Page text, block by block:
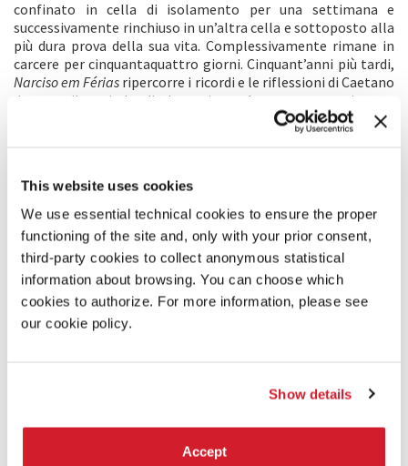
This website uses cookies
We use essential technical cookies to ensure the proper
functioning of the site and, only with your prior consent,
third-party cookies to collect anonymous statistical
information about browsing. You can choose which
cookies to authorize. For more information, please see
our cookie policy.
Show details
Accept
confinato in cella di isolamento per una settimana e
successivamente rinchiuso in un’altra cella e sottoposto alla
più dura prova della sua vita. Complessivamente rimane in
carcere per cinquantaquattro giorni. Cinquant’anni più tardi,
Narciso em Férias ripercorre i ricordi e le riflessioni di Caetano
durante il periodo di detenzione. Attraverso un ritratto
intimo e dettagliato dei giorni trascorsi in isolamento, egli
ricorda e interpreta le canzoni che segnarono il periodo della
Gil, che fu arrestato lo stesso giorno. Caetano fornisce nuove
informazioni ricevute dal regime dittatoriale in merito alle
ragioni della sua detenzione, rivelando l’opinione della
dittatura nei suoi confronti e gettando luce sulla
brutalità arbitraria che caratterizzò quel capitolo della
storia brasiliana.
COMMENTO DEI REGISTI
più tardi, l’anziano artista ricorda il tempo trascorso in
solitudine e angoscia. Il film esclude quanto non
è strettamente necessario e si concentra sulle parole, sui